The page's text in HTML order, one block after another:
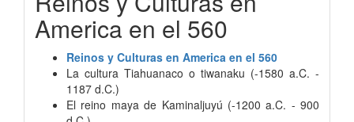
America en el 560
Reinos y Culturas en America en el 560
La cultura Tiahuanaco o tiwanaku (-1580 a.C. -
1187 d.C.)
El reino maya de Kaminaljuyú (-1200 a.C. - 900